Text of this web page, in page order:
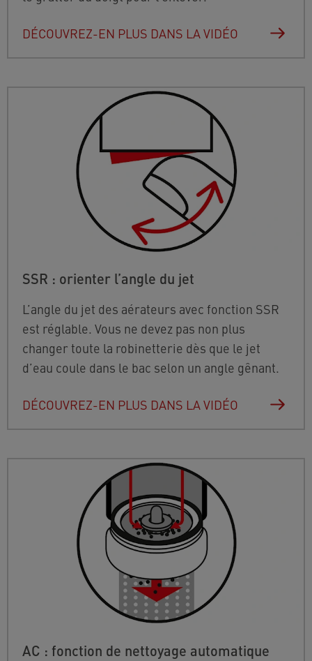
DÉCOUVREZ-EN PLUS DANS LA VIDÉO
SSR : orienter l’angle du jet
L’angle du jet des aérateurs avec fonction SSR
est réglable. Vous ne devez pas non plus
changer toute la robinetterie dès que le jet
d’eau coule dans le bac selon un angle gênant.
DÉCOUVREZ-EN PLUS DANS LA VIDÉO
AC : fonction de nettoyage automatique